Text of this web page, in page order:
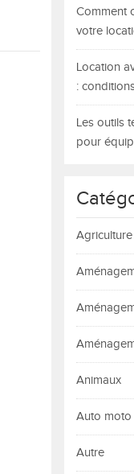
Comment
votre
Location
:
Les outils
pour
Agriculture
Animaux
Auto moto
Autre